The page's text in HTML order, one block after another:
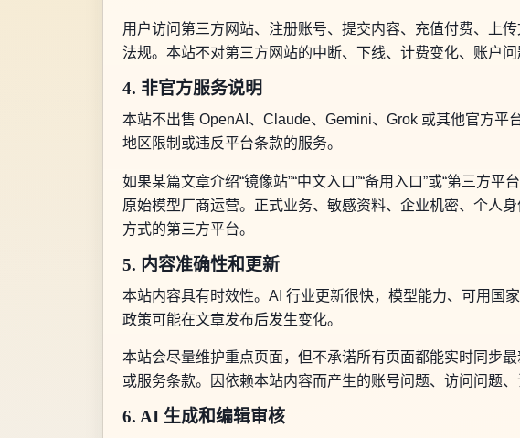
用户访问第三方网站、注册账号、提交内容、充值付费、上
法规。本站不对第三方网站的中断、下线、计费变化、账户
4. 非官方服务说明
本站不出售 OpenAI、Claude、Gemini、Grok 或其他官方
地区限制或违反平台条款的服务。
如果某篇文章介绍“镜像站”“中文入口”“备用入口”或“第三方
原始模型厂商运营。正式业务、敏感资料、企业机密、个人
方式的第三方平台。
5. 内容准确性和更新
本站内容具有时效性。AI 行业更新很快，模型能力、可用国
政策可能在文章发布后发生变化。
本站会尽量维护重点页面，但不承诺所有页面都能实时同步
或服务条款。因依赖本站内容而产生的账号问题、访问问题
6. AI 生成和编辑审核